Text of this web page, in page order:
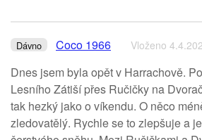
Dávno Coco 1966 Vloženo
Dnes jsem byla opět v Harrachově.
Lesního Zátiší přes Ručičky na
tak hezký jako o víkendu. O něco
zledovatělý. Rychle se to zlepšuje a